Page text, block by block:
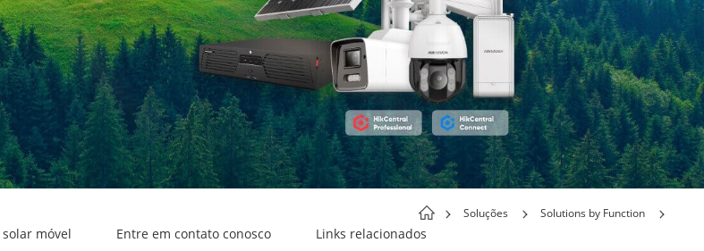
Soluções Solutions by Function
móvel Entre em contato conosco Links relacionados